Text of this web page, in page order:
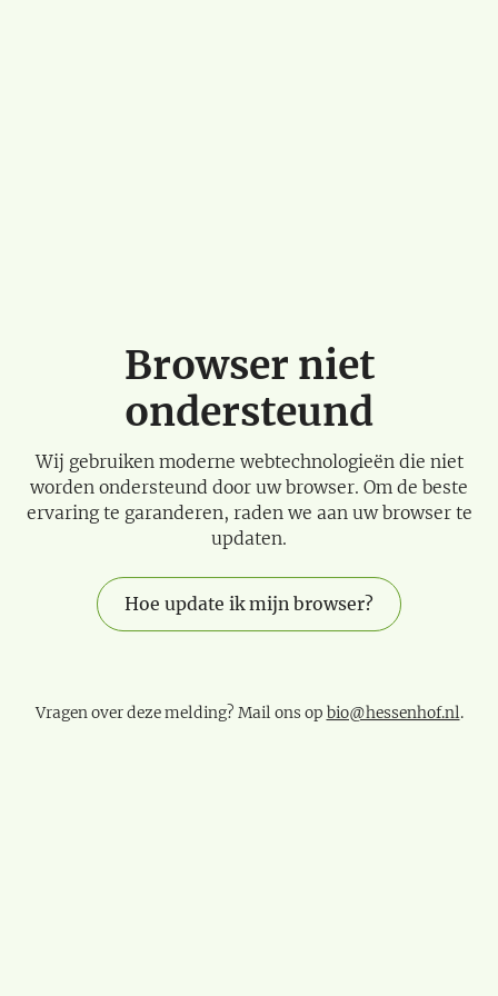
Browser niet
ondersteund
Wij gebruiken moderne webtechnologieën die niet
worden ondersteund door uw browser. Om de beste
ervaring te garanderen, raden we aan uw browser te
updaten.
Hoe update ik mijn browser?
Vragen over deze melding? Mail ons op bio@hessenhof.nl.